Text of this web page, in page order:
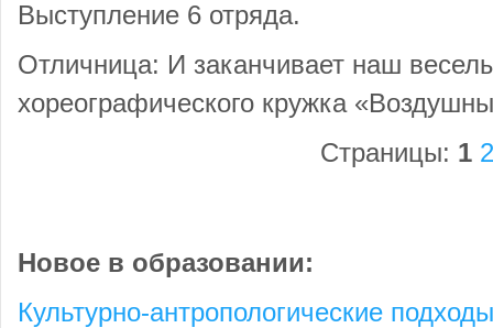
Выступление 6 отряда.
Отличница: И заканчивает наш
хореографического кружка
Страницы: 1 2
Новое в образовании:
Культурно-антропологические